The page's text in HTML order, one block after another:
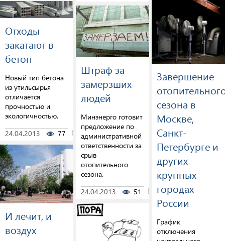
Отходы
закатают в
бетон
Новый тип бетона
из утильсырья
отличается
прочностью и
экологичностью.
24.04.2013
77 0
И лечит, и
воздух
Штраф за
замерзших
людей
Минэнерго готовит
предложение по
административной
ответственности за
срыв
отопительного
сезона.
24.04.2013
51 0
Завершение
сезона в
Москве,
Санкт-
Петербурге и
других
крупных
городах
России
График
отключения